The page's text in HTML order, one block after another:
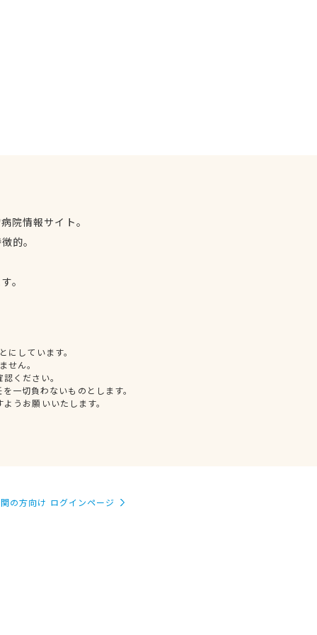
院情報サイト。
的。
。
しています。
せん。
ください。
一切負わないものとします。
うお願いいたします。
の方向け ログインページ